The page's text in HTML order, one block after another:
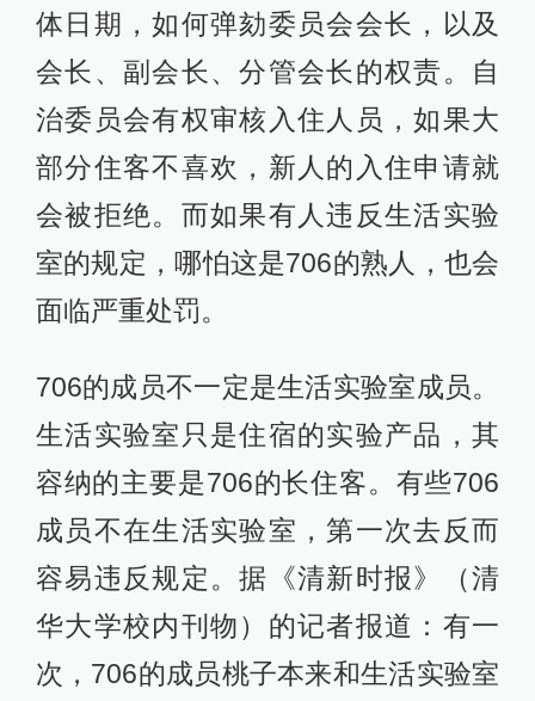
体日期，如何弹劾委员会会长，以及
会长、副会长、分管会长的权责。自
治委员会有权审核入住人员，如果大
部分住客不喜欢，新人的入住申请就
会被拒绝。而如果有人违反生活实验
室的规定，哪怕这是706的熟人，也会
面临严重处罚。
706的成员不一定是生活实验室成员。
生活实验室只是住宿的实验产品，其
容纳的主要是706的长住客。有些706
成员不在生活实验室，第一次去反而
容易违反规定。据《清新时报》（清
华大学校内刊物）的记者报道：有一
次，706的成员桃子本来和生活实验室